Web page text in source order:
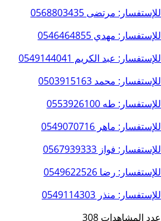
للإستفسار: مرتضى 0568803435
للإستفسار: مهدي 0546464855
للإستفسار: عبد الكريم 0549144041
للإستفسار: محمد 0503915163
للإستفسار: طه 0553926100
للإستفسار: ماهر 0549070716
للإستفسار: فواز 0567939333
للإستفسار: رضا 0549622526
للإستفسار: منذر 0549114303
عدد المشاهدات 308